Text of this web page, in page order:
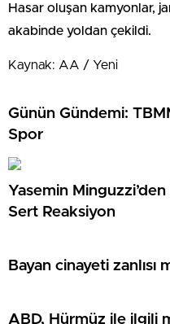
Hasar oluşan kamyonlar,
akabinde yoldan çekildi.
Kaynak: AA / Yeni
Günün Gündemi:
Spor
Yasemin
Sert Reaksiyon
Bayan cinayeti zanlısı
ABD, Hürmüz ile ilgili